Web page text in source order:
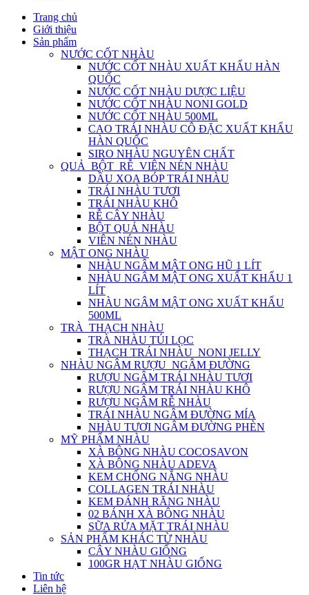
Trang chủ
Giới thiệu
Sản phẩm
NƯỚC CỐT NHÀU
NƯỚC CỐT NHÀU XUẤT KHẨU HÀN
QUỐC
NƯỚC CỐT NHÀU DƯỢC LIỆU
NƯỚC CỐT NHÀU NONI GOLD
NƯỚC CỐT NHÀU 500ML
CAO TRÁI NHÀU CÔ ĐẶC XUẤT KHẨU
HÀN QUỐC
SIRO NHÀU NGUYÊN CHẤT
QUẢ_BỘT_RỄ_VIÊN NÉN NHÀU
DẦU XOA BÓP TRÁI NHÀU
TRÁI NHÀU TƯƠI
TRÁI NHÀU KHÔ
RỄ CÂY NHÀU
BỘT QUẢ NHÀU
VIÊN NÉN NHÀU
MẬT ONG NHÀU
NHÀU NGÂM MẬT ONG HŨ 1 LÍT
NHÀU NGÂM MẬT ONG XUẤT KHẨU 1
LÍT
NHÀU NGÂM MẬT ONG XUẤT KHẨU
500ML
TRÀ_THẠCH NHÀU
TRÀ NHÀU TÚI LỌC
THẠCH TRÁI NHÀU_NONI JELLY
NHÀU NGÂM RƯỢU_NGÂM ĐƯỜNG
RƯỢU NGÂM TRÁI NHÀU TƯƠI
RƯỢU NGÂM TRÁI NHÀU KHÔ
RƯỢU NGÂM RỄ NHÀU
TRÁI NHÀU NGÂM ĐƯỜNG MÍA
NHÀU TƯƠI NGÂM ĐƯỜNG PHÈN
MỸ PHẨM NHÀU
XÀ BÔNG NHÀU COCOSAVON
XÀ BÔNG NHÀU ADEVA
KEM CHỐNG NẮNG NHÀU
COLLAGEN TRÁI NHÀU
KEM ĐÁNH RĂNG NHÀU
02 BÁNH XÀ BÔNG NHÀU
SỮA RỬA MẶT TRÁI NHÀU
SẢN PHẨM KHÁC TỪ NHÀU
CÂY NHÀU GIỐNG
100GR HẠT NHÀU GIỐNG
Tin tức
Liên hệ